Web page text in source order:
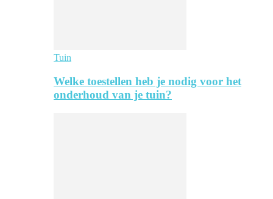
Tuin
Welke toestellen heb je nodig voor het
onderhoud van je tuin?